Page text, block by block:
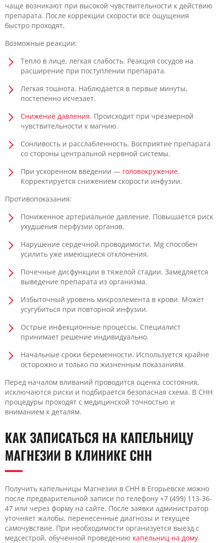
чаще возникают при высокой чувствительности к действию
препарата. После коррекции скорости все ощущения
быстро проходят.
Возможные реакции:
Тепло в лице, легкая слабость. Реакция сосудов на
расширение при поступлении препарата.
Легкая тошнота. Наблюдается в первые минуты,
постепенно исчезает.
Снижение давления. Происходит при чрезмерной
чувствительности к магнию.
Сонливость и расслабленность. Восприятие препарата
со стороны центральной нервной системы.
При ускоренном введении — головокружение.
Корректируется снижением скорости инфузии.
Противопоказания:
Пониженное артериальное давление. Повышается риск
ухудшения перфузии органов.
Нарушение сердечной проводимости. Mg способен
усилить уже имеющиеся отклонения.
Почечные дисфункции в тяжелой стадии. Замедляется
выведение препарата из организма.
Избыточный уровень микроэлемента в крови. Может
усугубиться при повторной инфузии.
Острые инфекционные процессы. Специалист
принимает решение индивидуально.
Начальные сроки беременности. Используется крайне
осторожно и только по жизненным показаниям.
Перед началом вливаний проводится оценка состояния,
исключаются риски и подбирается безопасная схема. В CHH
процедуры проходят с медицинской точностью и
вниманием к деталям.
КАК ЗАПИСАТЬСЯ НА КАПЕЛЬНИЦУ
МАГНЕЗИИ В КЛИНИКЕ CHH
Получить капельницы Магнезии в CHH в Егорьевске можно
после предварительной записи по телефону +7 (499) 113-36-
47 или через форму на сайте. После заявки администратор
уточняет жалобы, перенесенные диагнозы и текущее
самочувствие. При необходимости организуется выезд с
медсестрой, обученной проведению капельниц на дому.